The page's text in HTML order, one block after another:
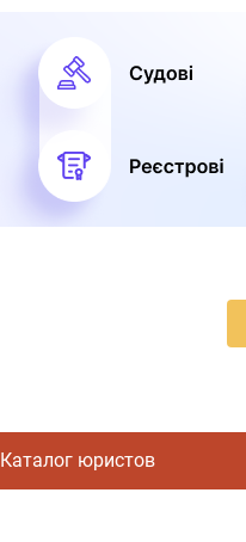
Каталог юристов